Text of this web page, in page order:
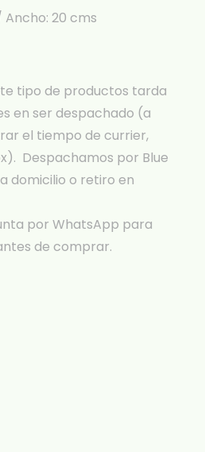
20 cms
tipo de productos tarda
en ser despachado (a
el tiempo de currier,
Despachamos por Blue
domicilio o retiro en
por WhatsApp para
de comprar.